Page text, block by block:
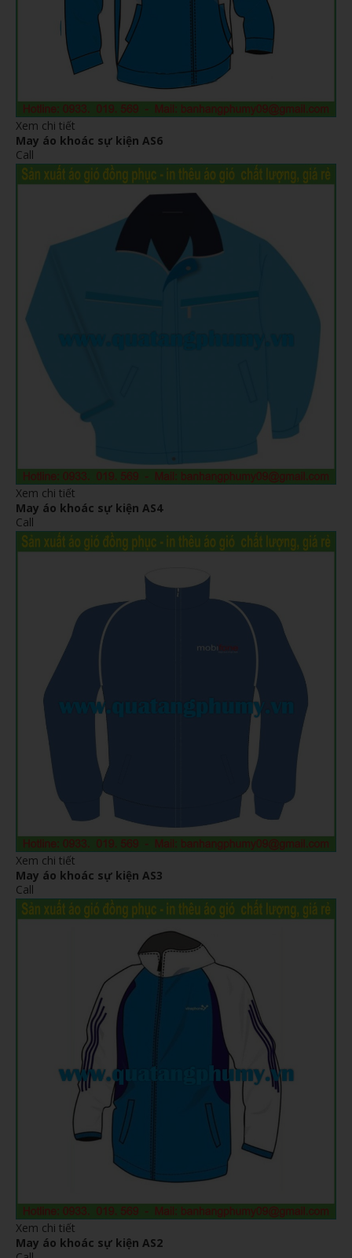
Xem chi tiết
May áo khoác sự kiện AS6
Call
Xem chi tiết
May áo khoác sự kiện AS4
Call
Xem chi tiết
May áo khoác sự kiện AS3
Call
Xem chi tiết
May áo khoác sự kiện AS2